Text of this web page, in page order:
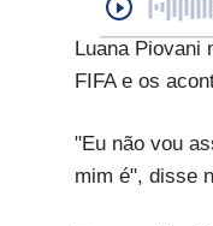
Luana Piovani
FIFA e os
"Eu não vou
mim é", disse